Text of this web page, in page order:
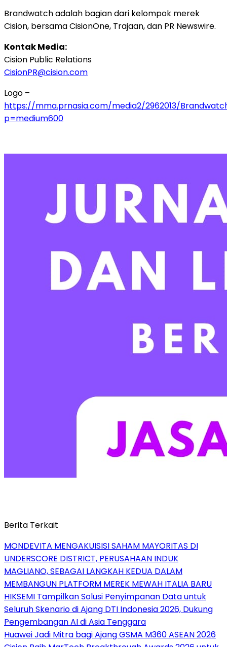
Brandwatch adalah bagian dari kelompok merek
Cision, bersama CisionOne, Trajaan, dan PR Newswire.
Kontak Media:
Cision Public Relations
CisionPR@cision.com
Logo –
https://mma.prnasia.com/media2/2962013/
p=medium600
Berita Terkait
MONDEVITA MENGAKUISISI SAHAM MAYORITAS DI
UNDERSCORE DISTRICT, PERUSAHAAN INDUK
MAGLIANO, SEBAGAI LANGKAH KEDUA DALAM
MEMBANGUN PLATFORM MEREK MEWAH ITALIA BARU
HIKSEMI Tampilkan Solusi Penyimpanan Data untuk
Seluruh Skenario di Ajang DTI Indonesia 2026, Dukung
Pengembangan AI di Asia Tenggara
Huawei Jadi Mitra bagi Ajang GSMA M360 ASEAN 2026